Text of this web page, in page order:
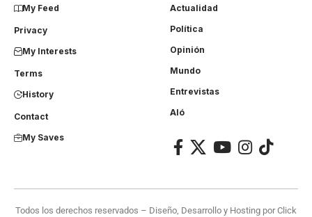
My Feed
Privacy
My Interests
Terms
History
Contact
My Saves
Actualidad
Política
Opinión
Mundo
Entrevistas
Aló
Todos los derechos reservados – Diseño, Desarrollo y Hosting porClick